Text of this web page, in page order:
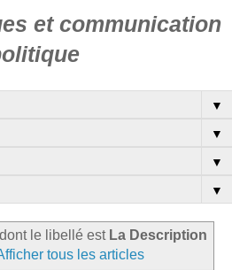
et communication
▼
▼
▼
▼
le libellé est La Description
tous les articles